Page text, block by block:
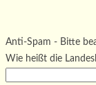
Bitte lasse dieses
Anti-Spam - Bitte
Wie heißt die